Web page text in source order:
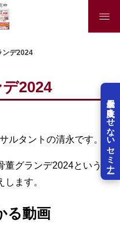
展示会を失敗させないセミナー
ンデ2024
2024
ルタントの清永です。
董グランデ2024という展
ます。
る動画